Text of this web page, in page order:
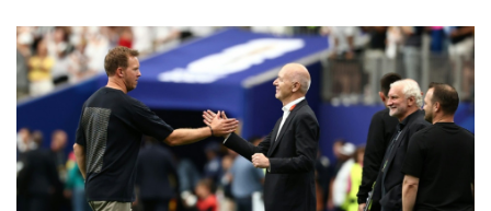
Russische Oppositionspartei Jabloko von Parlamentswahl
ausgeschlossen
Schwimm-EM: Märtens holt mit Staffel erste Becken-Medaille
Kosovo-Schutztruppe KFOR will Präsenz an Schlüsselpositionen
zurückfahren
Regierung baut Drohnenabwehr an Flughäfen aus - Absage an